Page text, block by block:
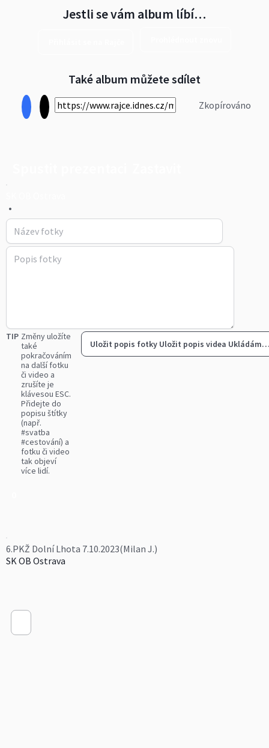
Jestli se vám album líbí…
Také album můžete sdílet
Zkopírováno
•
TIP Změny uložíte
také
pokračováním
na další fotku
či video a
zrušíte je
klávesou ESC.
Přidejte do
popisu štítky
(např.
#svatba
#cestování) a
fotku či video
tak objeví
více lidí.
Uložit popis fotky Uložit popis videa
6.PKŽ Dolní Lhota 7.10.2023(Milan J.)
SK OB Ostrava